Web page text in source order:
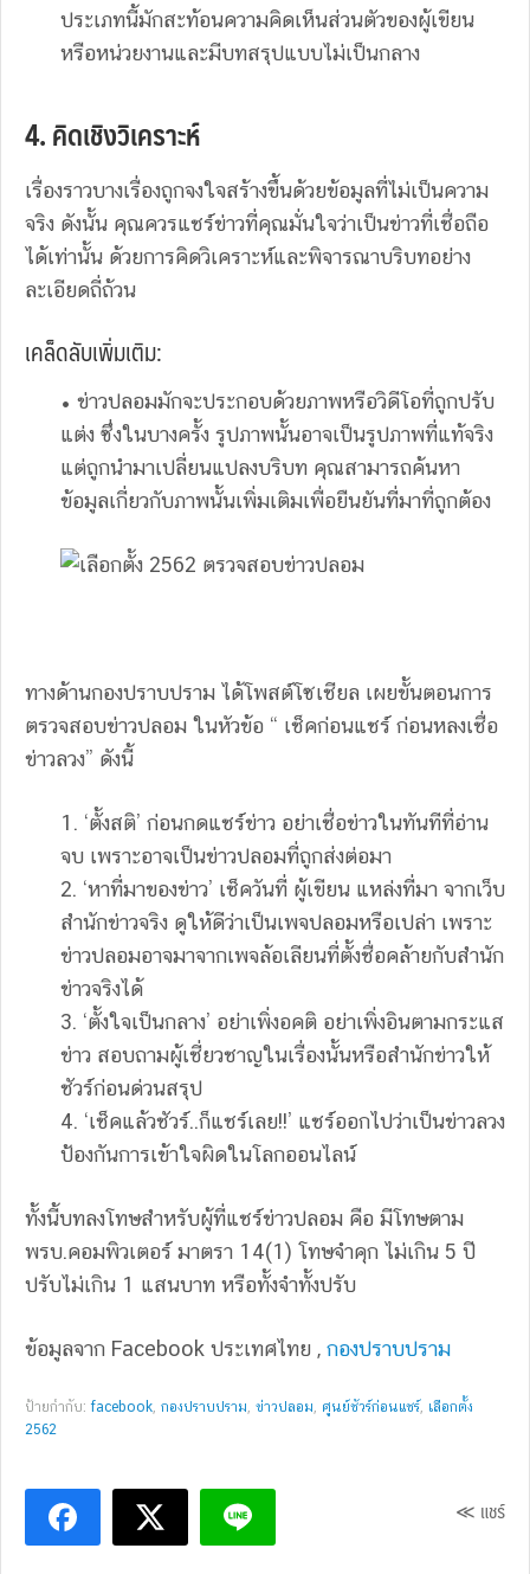
ประเภทนี้มักสะท้อนความคิดเห็นส่วนตัวของผู้เขียน
หรือหน่วยงานและมีบทสรุปแบบไม่เป็นกลาง
4. คิดเชิงวิเคราะห์
เรื่องราวบางเรื่องถูกจงใจสร้างขึ้นด้วยข้อมูลที่ไม่เป็นความ
จริง ดังนั้น คุณควรแชร์ข่าวที่คุณมั่นใจว่าเป็นข่าวที่เชื่อถือ
ได้เท่านั้น ด้วยการคิดวิเคราะห์และพิจารณาบริบทอย่าง
ละเอียดถี่ถ้วน
เคล็ดลับเพิ่มเติม:
• ข่าวปลอมมักจะประกอบด้วยภาพหรือวิดีโอที่ถูกปรับ
แต่ง ซึ่งในบางครั้ง รูปภาพนั้นอาจเป็นรูปภาพที่แท้จริง
แต่ถูกนำมาเปลี่ยนแปลงบริบท คุณสามารถค้นหา
ข้อมูลเกี่ยวกับภาพนั้นเพิ่มเติมเพื่อยืนยันที่มาที่ถูกต้อง
ทางด้านกองปราบปราม ได้โพสต์โซเชียล เผยขั้นตอนการ
ตรวจสอบข่าวปลอม ในหัวข้อ “ เช็คก่อนแชร์ ก่อนหลงเชื่อ
ข่าวลวง” ดังนี้
1. ‘ตั้งสติ’ ก่อนกดแชร์ข่าว อย่าเชื่อข่าวในทันทีที่อ่าน
จบ เพราะอาจเป็นข่าวปลอมที่ถูกส่งต่อมา
2. ‘หาที่มาของข่าว’ เช็ควันที่ ผู้เขียน แหล่งที่มา จากเว็บ
สำนักข่าวจริง ดูให้ดีว่าเป็นเพจปลอมหรือเปล่า เพราะ
ข่าวปลอมอาจมาจากเพจล้อเลียนที่ตั้งชื่อคล้ายกับสำนัก
ข่าวจริงได้
3. ‘ตั้งใจเป็นกลาง’ อย่าเพิ่งอคติ อย่าเพิ่งอินตามกระแส
ข่าว สอบถามผู้เชี่ยวชาญในเรื่องนั้นหรือสำนักข่าวให้
ชัวร์ก่อนด่วนสรุป
4. ‘เช็คแล้วชัวร์..ก็แชร์เลย!!’ แชร์ออกไปว่าเป็นข่าวลวง
ป้องกันการเข้าใจผิดในโลกออนไลน์
ทั้งนี้บทลงโทษสำหรับผู้ที่แชร์ข่าวปลอม คือ มีโทษตาม
พรบ.คอมพิวเตอร์ มาตรา 14(1) โทษจำคุก ไม่เกิน 5 ปี
ปรับไม่เกิน 1 แสนบาท หรือทั้งจำทั้งปรับ
ข้อมูลจาก Facebook ประเทศไทย , กองปราบปราม
ป้ายกำกับ:facebook, กองปราบปราม, ข่าวปลอม, ศูนย์ชัวร์ก่อนแชร์, เลือกตั้ง
2562
≪ แชร์